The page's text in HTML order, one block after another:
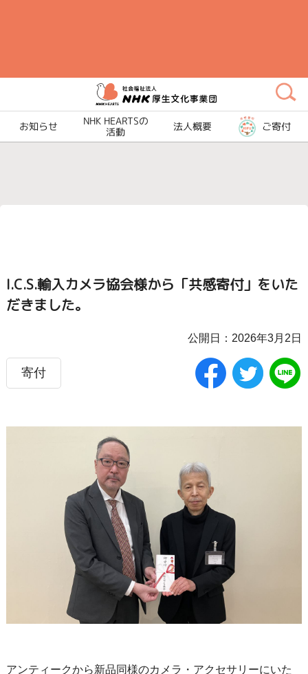
ツ
お知らせ NHK HEARTSの
活動 法人概要 ご寄付
I.C.S.輸入カメラ協会様から「共感寄付」をいた
だきました。
公開日：2026年3月2日
寄付
アンティークから新品同様のカメラ・アクセサリーにいた